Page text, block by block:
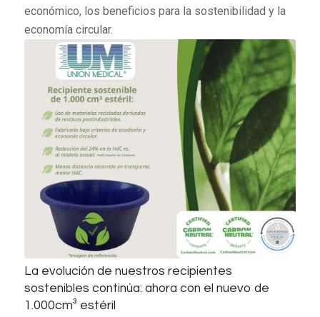
económico, los beneficios para la sostenibilidad y la
economía circular.
La evolución de nuestros recipientes
sostenibles continúa: ahora con el nuevo de
1.000cm³ estéril